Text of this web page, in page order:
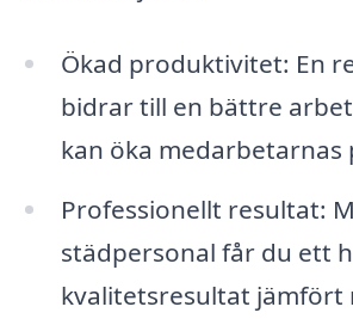
Ökad produktivitet: En
bidrar till en bättre
kan öka
Professionellt resultat:
städpersonal får du ett
kvalitetsresultat jämfört